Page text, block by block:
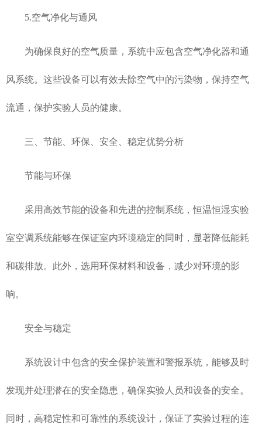
5.空气净化与通风
为确保良好的空气质量，系统中应包含空气净化器和通
风系统。这些设备可以有效去除空气中的污染物，保持空气
流通，保护实验人员的健康。
三、节能、环保、安全、稳定优势分析
节能与环保
采用高效节能的设备和先进的控制系统，恒温恒湿实验
室空调系统能够在保证室内环境稳定的同时，显著降低能耗
和碳排放。此外，选用环保材料和设备，减少对环境的影
响。
安全与稳定
系统设计中包含的安全保护装置和警报系统，能够及时
发现并处理潜在的安全隐患，确保实验人员和设备的安全。
同时，高稳定性和可靠性的系统设计，保证了实验过程的连